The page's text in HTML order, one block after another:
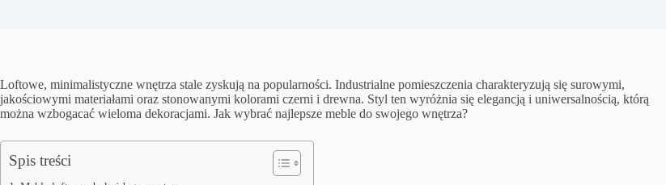
Loftowe, minimalistyczne wnętrza stale zyskują na popularności. Industrialne pomieszczenia charakteryzują się surowymi,
jakościowymi materiałami oraz stonowanymi kolorami czerni i drewna. Styl ten wyróżnia się elegancją i uniwersalnością, którą
można wzbogacać wieloma dekoracjami. Jak wybrać najlepsze meble do swojego wnętrza?
Spis treści